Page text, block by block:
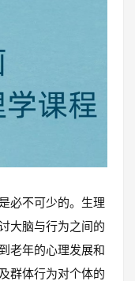
必不可少的。生理
大脑与行为之间的
老年的心理发展和
群体行为对个体的